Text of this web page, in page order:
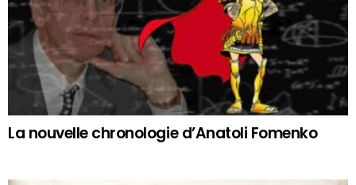
La nouvelle chronologie d’Anatoli Fomenko